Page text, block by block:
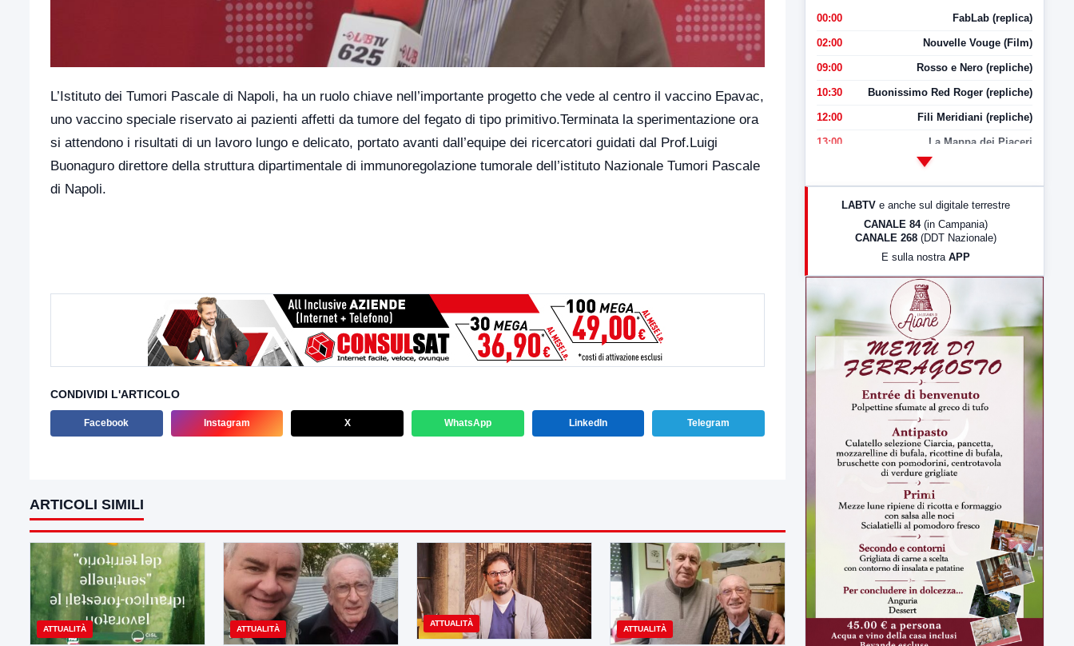
L’Istituto dei Tumori Pascale di Napoli, ha un ruolo chiave nell’importante progetto che vede al centro il vaccino Epavac,
uno vaccino speciale riservato ai pazienti affetti da tumore del fegato di tipo primitivo.Terminata la sperimentazione ora
si attendono i risultati di un lavoro lungo e delicato, portato avanti dall’equipe dei ricercatori guidati dal Prof.Luigi
Buonaguro direttore della struttura dipartimentale di immunoregolazione tumorale dell’istituto Nazionale Tumori Pascale
di Napoli.
CONDIVIDI L'ARTICOLO
Facebook Instagram X WhatsApp LinkedIn Telegram
ARTICOLI SIMILI
ATTUALITÀ ATTUALITÀ
ATTUALITÀ
ATTUALITÀ
00:00 FabLab (replica)
02:00 Nouvelle Vouge (Film)
09:00 Rosso e Nero (repliche)
10:30 Buonissimo Red Roger (repliche)
12:00 Fili Meridiani (repliche)
13:00 La Mappa dei Piaceri
LabNews (Diretta)
LabNews (replica)
LABTV e anche sul digitale terrestre
CANALE 84 (in Campania)
CANALE 268 (DDT Nazionale)
E sulla nostra APP
VIDEO ATTUALITÀ
TUTTI I VIDEO